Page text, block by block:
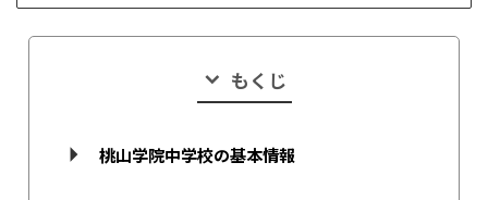
もくじ
桃山学院中学校の基本情報